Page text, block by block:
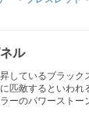
ル
しているブラック
匹敵するといわれ
ーのパワーストー